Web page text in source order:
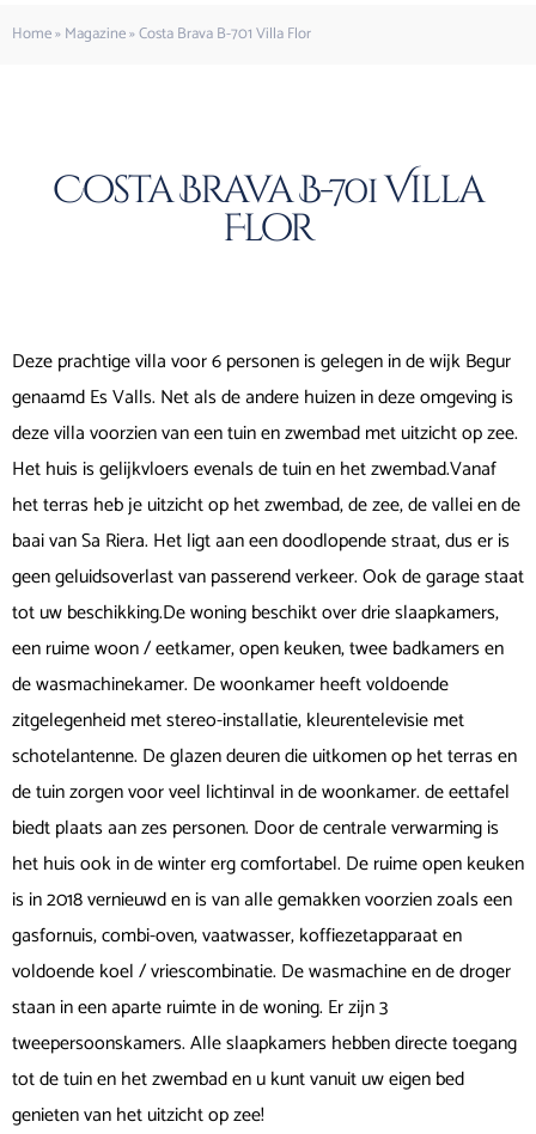
Home»Magazine»Costa Brava B-701 Villa Flor
Costa Brava B-701 Villa
Flor
Deze prachtige villa voor 6 personen is gelegen in de wijk Begur
genaamd Es Valls. Net als de andere huizen in deze omgeving is
deze villa voorzien van een tuin en zwembad met uitzicht op zee.
Het huis is gelijkvloers evenals de tuin en het zwembad.Vanaf
het terras heb je uitzicht op het zwembad, de zee, de vallei en de
baai van Sa Riera. Het ligt aan een doodlopende straat, dus er is
geen geluidsoverlast van passerend verkeer. Ook de garage staat
tot uw beschikking.De woning beschikt over drie slaapkamers,
een ruime woon / eetkamer, open keuken, twee badkamers en
de wasmachinekamer. De woonkamer heeft voldoende
zitgelegenheid met stereo-installatie, kleurentelevisie met
schotelantenne. De glazen deuren die uitkomen op het terras en
de tuin zorgen voor veel lichtinval in de woonkamer. de eettafel
biedt plaats aan zes personen. Door de centrale verwarming is
het huis ook in de winter erg comfortabel. De ruime open keuken
is in 2018 vernieuwd en is van alle gemakken voorzien zoals een
gasfornuis, combi-oven, vaatwasser, koffiezetapparaat en
voldoende koel / vriescombinatie. De wasmachine en de droger
staan in een aparte ruimte in de woning. Er zijn 3
tweepersoonskamers. Alle slaapkamers hebben directe toegang
tot de tuin en het zwembad en u kunt vanuit uw eigen bed
genieten van het uitzicht op zee!